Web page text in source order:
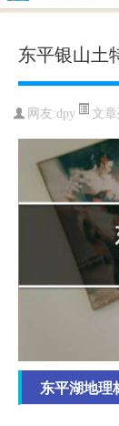
东平银山土
网友:dpy 文
东平湖地理